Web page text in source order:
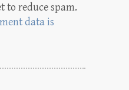
to reduce spam.
data is